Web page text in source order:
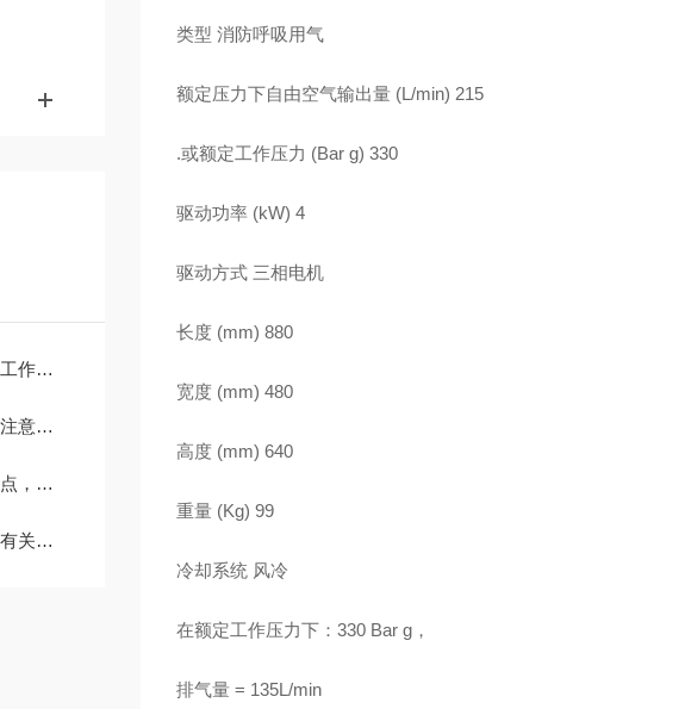
点介绍
护的吗？
点？
看吧！
类型 消防呼吸用气
额定压力下自由空气输出量 (L/min) 215
.或额定工作压力 (Bar g) 330
驱动功率 (kW) 4
驱动方式 三相电机
长度 (mm) 880
宽度 (mm) 480
高度 (mm) 640
重量 (Kg) 99
冷却系统 风冷
在额定工作压力下：330 Bar g，
排气量 = 135L/min